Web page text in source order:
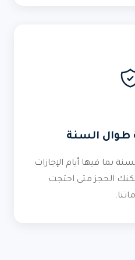
طوال السنة
بما فيها أيام الإجازات
الحجز متى احتجت